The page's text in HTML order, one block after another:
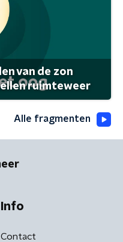
van de zon
ruimteweer
Alle fragmenten
Info
Contact